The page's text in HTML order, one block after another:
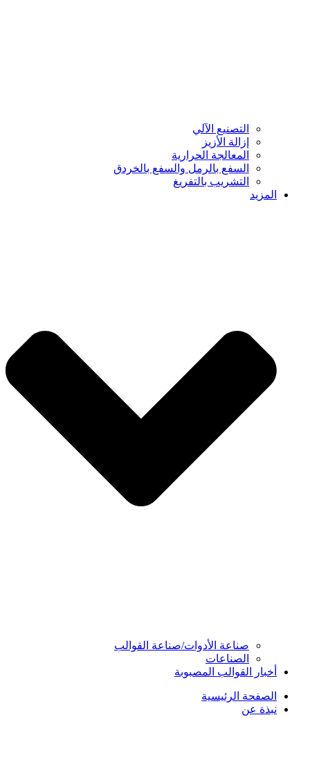
التصنيع الآلي
إزالة الأزيز
المعالجة الحرارية
السفع بالرمل والسفع بالخردق
التشريب بالتفريغ
المزيد
صناعة الأدوات/صناعة القوالب
الصناعات
أخبار القوالب المصبوبة
الصفحة الرئيسية
نبذة عن